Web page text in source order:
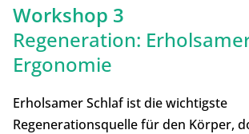
Workshop 3
Regeneration:
Ergonomie
Erholsamer Schlaf ist die wichtigste
Regenerationsquelle für den Körper,